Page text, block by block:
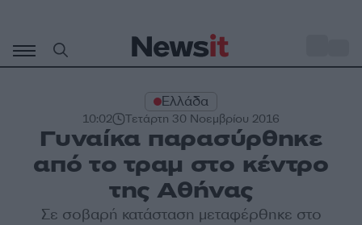
περιεχόμενο
Ελλάδα
10:02 Τετάρτη 30 Νοεμβρίου 2016
Γυναίκα παρασύρθηκε
από το τραμ στο κέντρο
της Αθήνας
Σε σοβαρή κατάσταση μεταφέρθηκε στο